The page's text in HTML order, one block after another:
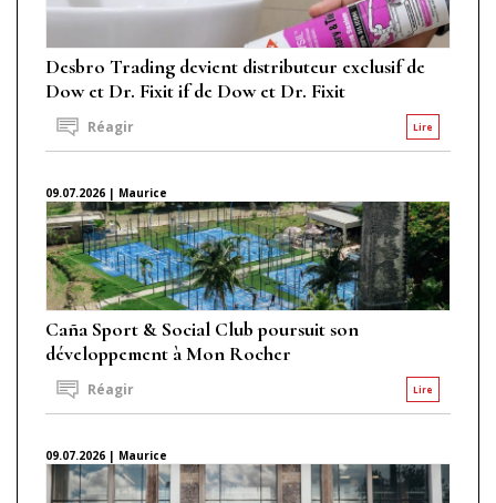
Desbro Trading devient distributeur exclusif de
Dow et Dr. Fixit if de Dow et Dr. Fixit
Lire
Réagir
09.07.2026 | Maurice
Caña Sport & Social Club poursuit son
développement à Mon Rocher
Lire
Réagir
09.07.2026 | Maurice